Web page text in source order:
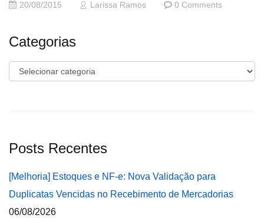
20/08/2015 Larissa Ramos 0 Comments
Categorias
Categorias
Posts Recentes
[Melhoria] Estoques e NF-e: Nova Validação para
Duplicatas Vencidas no Recebimento de Mercadorias
06/08/2026